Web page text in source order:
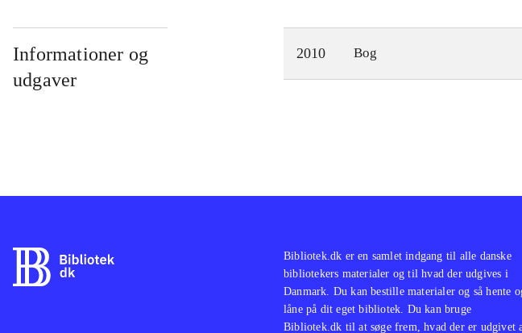
Informationer og
udgaver
2010 Bog
Bibliotek.dk er en samlet indgang til alle danske
bibliotekers materialer og til hvad der udgives i
Danmark. Du kan bestille materialer og så hente
låne på dit eget bibliotek. Du kan bruge
Bibliotek.dk til at søge frem, hvad der er udgivet